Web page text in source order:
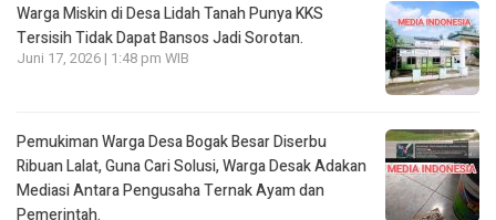
Warga Miskin di Desa Lidah Tanah Punya KKS
Tersisih Tidak Dapat Bansos Jadi Sorotan.
Juni 17, 2026 | 1:48 pm WIB
Pemukiman Warga Desa Bogak Besar Diserbu
Ribuan Lalat, Guna Cari Solusi, Warga Desak Adakan
Mediasi Antara Pengusaha Ternak Ayam dan
Pemerintah.